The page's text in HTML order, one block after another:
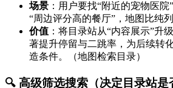
场景 ：用户要找“附近的宠物医
“周边评分高的餐厅”，地图比纯
价值 ：将目录站从“内容展示”升
著提升停留与二跳率，为后续转
造条件。（地图检索目录）
🔍 高级筛选搜索（决定目录站是